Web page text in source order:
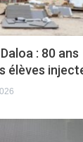
: 80 ans
élèves